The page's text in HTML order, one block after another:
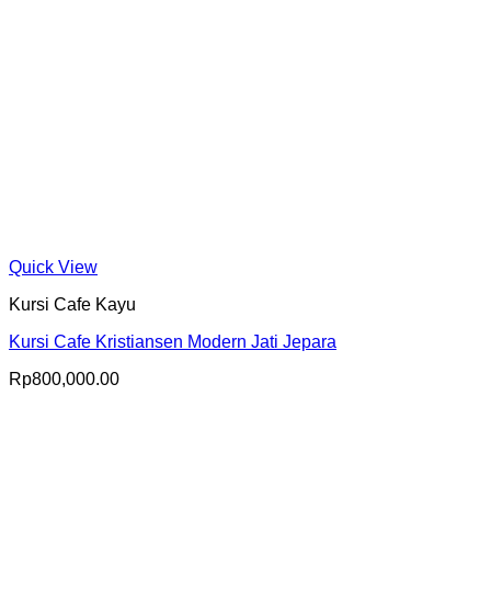
Quick View
Kursi Cafe Kayu
Kursi Cafe Kristiansen Modern Jati Jepara
Rp800,000.00